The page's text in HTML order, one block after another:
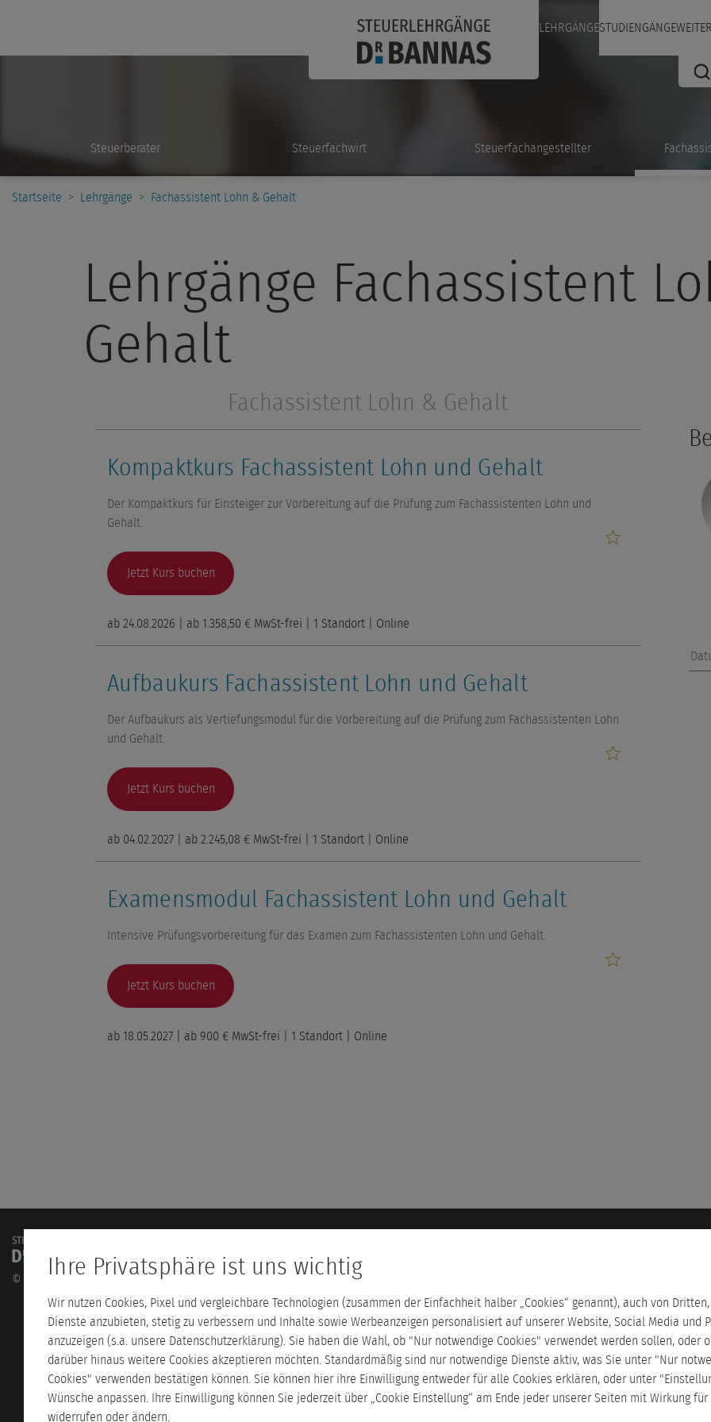
LEHRGÄNGESTUDIENGÄNGE
Steuerberater Steuerfachwirt Steuerfachangestellter
Startseite > Lehrgänge > Fachassistent Lohn & Gehalt
Lehrgänge Fachassistent
Gehalt
Fachassistent Lohn & Gehalt
Kompaktkurs Fachassistent Lohn und Gehalt
Der Kompaktkurs für Einsteiger zur Vorbereitung auf die Prüfung zum Fachassistenten Lohn und
Gehalt.
Jetzt Kurs buchen
ab 24.08.2026 | ab 1.358,50 € MwSt-frei 1 Standort | Online
Aufbaukurs Fachassistent Lohn und Gehalt
Der Aufbaukurs als Vertiefungsmodul für die Vorbereitung auf die Prüfung zum Fachassistenten Lohn
und Gehalt.
Jetzt Kurs buchen
ab 04.02.2027 | ab 2.245,08 € MwSt-frei 1 Standort | Online
Examensmodul Fachassistent Lohn und Gehalt
Intensive Prüfungsvorbereitung für das Examen zum Fachassistenten Lohn und Gehalt.
Jetzt Kurs buchen
ab 18.05.2027 | ab 900 € MwSt-frei 1 Standort | Online
©
Mo-Fr: 8:30 - 16:00 Uhr
+49 221 986 555 80
kontakt@steuerlehrgaenge.de
Stellenangebote buchen
Unsere Partner
Blog
Ihre Privatsphäre ist uns wichtig
Wir nutzen Cookies, Pixel und vergleichbare Technologien (zusammen der Einfachheit halber „Cookies“ genannt), auch von
Dienste anzubieten, stetig zu verbessern und Inhalte sowie Werbeanzeigen personalisiert auf unserer Website, Social Media und
anzuzeigen (s.a. unsere Datenschutzerklärung). Sie haben die Wahl, ob "Nur notwendige Cookies" verwendet werden sollen, oder
darüber hinaus weitere Cookies akzeptieren möchten. Standardmäßig sind nur notwendige Dienste aktiv, was Sie unter "Nur
Cookies" verwenden bestätigen können. Sie können hier ihre Einwilligung entweder für alle Cookies erklären, oder unter
Wünsche anpassen. Ihre Einwilligung können Sie jederzeit über „Cookie Einstellung“ am Ende jeder unserer Seiten mit Wirkung
widerrufen oder ändern.